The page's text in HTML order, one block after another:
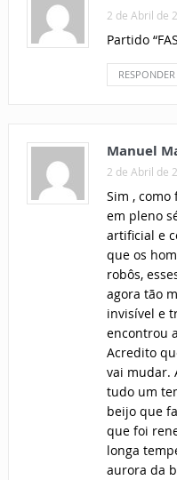
2 de Abril de
Partido
RESPONDER
Manuel
2 de Abril de
Sim ,
em pleno
artificial e
que os
robôs,
agora tão
invisível e
encontrou
Acredito
vai mudar.
tudo um
beijo que
que foi
longa
aurora da